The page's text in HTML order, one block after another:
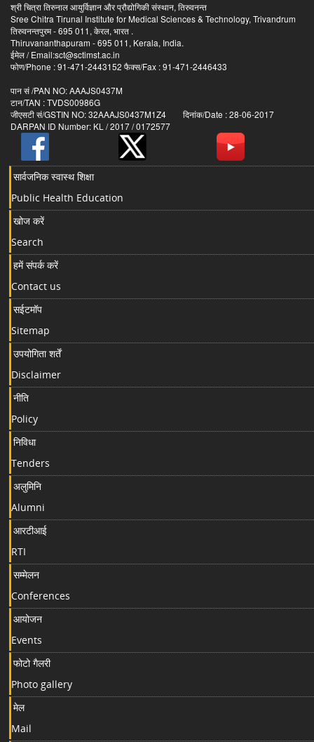
श्री चित्रा तिरुनाल आयुर्विज्ञान और प्रौद्योगिकी संस्थान, तिरुवनन्त
Sree Chitra Tirunal Institute for Medical Sciences & Technology, Trivandrum
तिरुवनन्तपुरम - 695 011, केरल, भारत .
Thiruvananthapuram - 695 011, Kerala, India.
ईमेल / Email:sct@sctimst.ac.in
फोण/Phone : 91-471-2443152 फैक्स/Fax : 91-471-2446433
पान सं /PAN NO: AAAJS0437M
टान/TAN : TVDS00986G
जीएसटी सं/GSTIN NO: 32AAAJS0437M1Z4 दिनांक/Date : 28-06-2017
DARPAN ID Number: KL / 2017 / 0172577
सार्वजनिक स्वास्थ शिक्षा
Public Health Education
खोज करें
Search
हमें संपर्क करें
Contact us
सईटमॉप
Sitemap
उपयोगिता शर्तें
Disclaimer
नीति
Policy
निविधा
Tenders
अलुमिनि
Alumni
आरटीआई
RTI
सम्मेलन
Conferences
आयोजन
Events
फोटो गैलरी
Photo gallery
मेल
Mail